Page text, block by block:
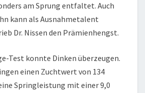
am Sprung entfaltet. Auch
kann als Ausnahmetalent
Dr. Nissen den Prämienhengst.
Test konnte Dinken überzeugen.
einen Zuchtwert von 134
Springleistung mit einer 9,0